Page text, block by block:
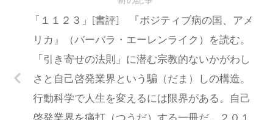
「１１２３」[書評] 『ボジティブ病の国、アメ
リカ』（バーバラ・エーレンライク）を読む。
「引き寄せの法則」に潜む宗教的ないかがわし
さと自己啓発業界という騙（だま）しの構造。
行動科学で人生を変えるには限界がある。自己